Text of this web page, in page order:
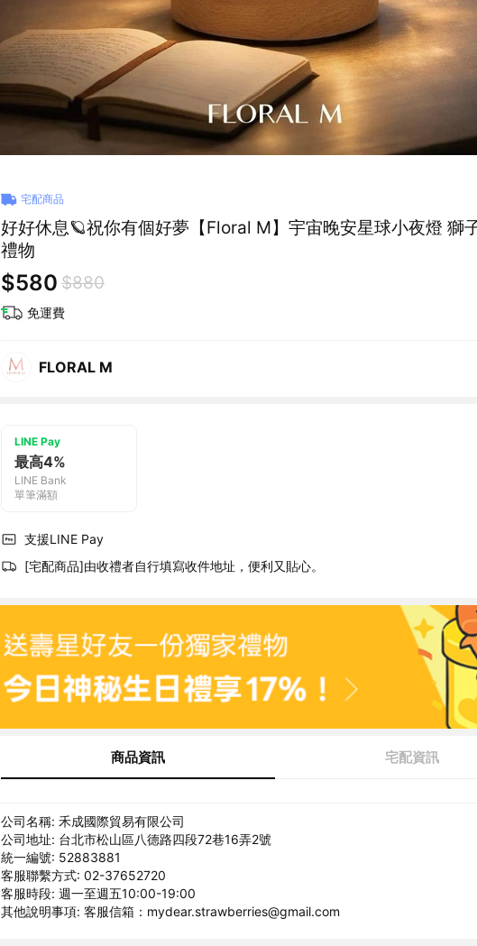
宅配商品
好好休息🪐祝你有個好夢【Floral M】宇宙晚安星球小夜燈 獅子座生日
禮物
$580 $880
免運費
FLORAL M
LINE Pay
最高4%
LINE Bank
單筆滿額
支援LINE Pay
[宅配商品]由收禮者自行填寫收件地址，便利又貼心。
商品資訊 宅配資訊
公司名稱: 禾成國際貿易有限公司
公司地址: 台北市松山區八德路四段72巷16弄2號
統一編號: 52883881
客服聯繫方式: 02-37652720
客服時段: 週一至週五10:00-19:00
其他說明事項: 客服信箱：mydear.strawberries@gmail.com